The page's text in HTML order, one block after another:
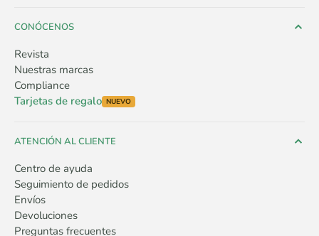
CONÓCENOS
Revista
Nuestras marcas
Compliance
Tarjetas de regalo NUEVO
ATENCIÓN AL CLIENTE
Centro de ayuda
Seguimiento de pedidos
Envíos
Devoluciones
Preguntas frecuentes